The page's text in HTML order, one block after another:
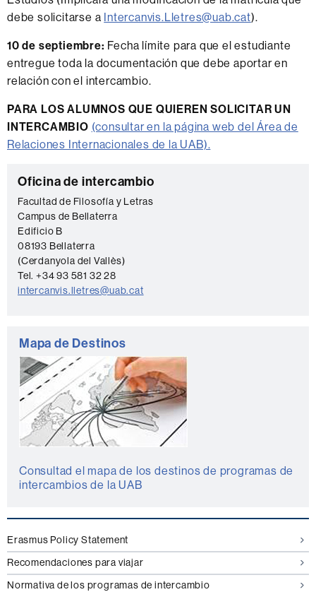
debe solicitarse a Intercanvis.Lletres@uab.cat).
10 de septiembre: Fecha límite para que el estudiante
entregue toda la documentación que debe aportar en
relación con el intercambio.
PARA LOS ALUMNOS QUE QUIEREN SOLICITAR UN
INTERCAMBIO (consultar en la página web del Área de
Relaciones Internacionales de la UAB).
Información
complementaria
C
o
n
t
a
c
Oficina de intercambio
Facultad de Filosofía y Letras
Campus de Bellaterra
Edificio B
08193 Bellaterra
(Cerdanyola del Vallès)
Tel. +34 93 581 32 28
intercanvis.lletres@uab.cat
Mapa de Destinos
Consultad el mapa de los destinos de programas de
intercambios de la UAB
Erasmus Policy Statement
Recomendaciones para viajar
Normativa de los programas de intercambio